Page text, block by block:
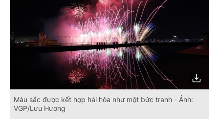
Màu sắc được kết hợp hài hòa như một bức tranh - Ảnh:
VGP/Lưu Hương